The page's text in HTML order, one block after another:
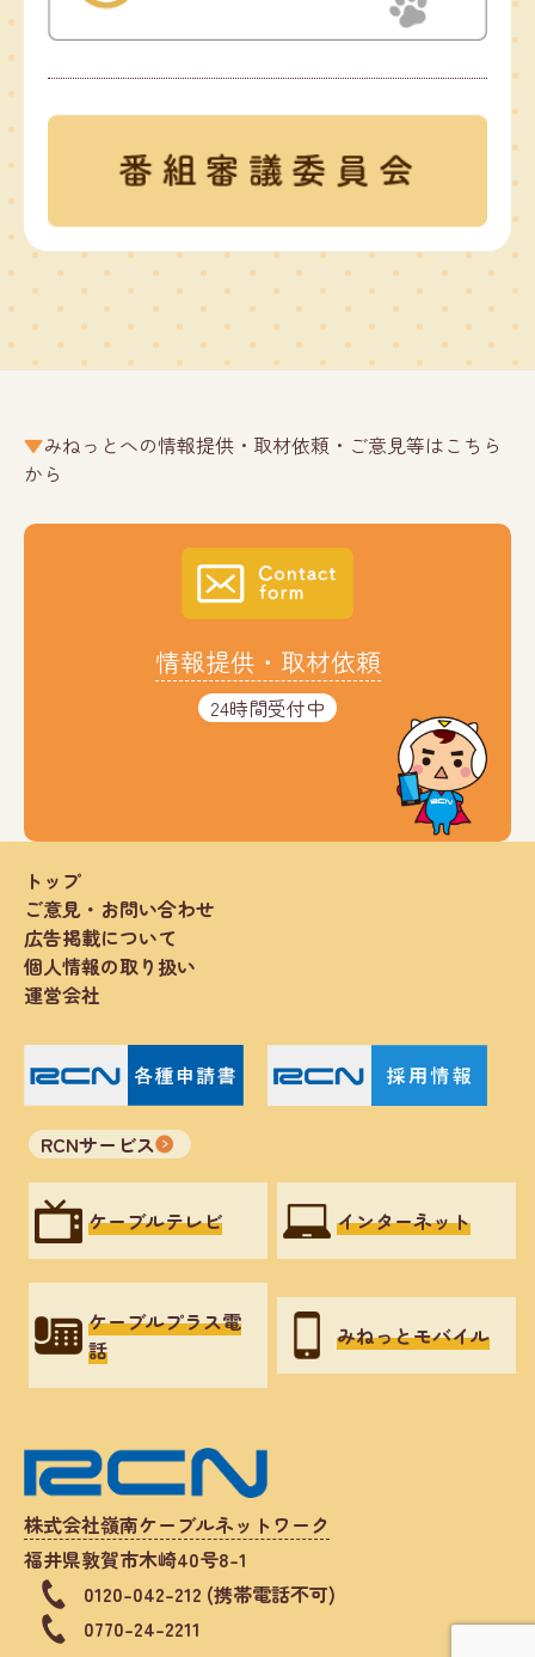
みねっとへの情報提供・取材依頼・ご意見等はこちら
から
情報提供・取材依頼
24時間受付中
株式会社嶺南ケーブルネットワーク
福井県敦賀市木崎40号8-1
0120-042-212 (携帯電話不可)
0770-24-2211
トップ
ご意見・お問い合わせ
広告掲載について
個人情報の取り扱い
運営会社
RCNサービス
ケーブルテレビ インターネット
ケーブルプラス電
話
みねっとモバイル